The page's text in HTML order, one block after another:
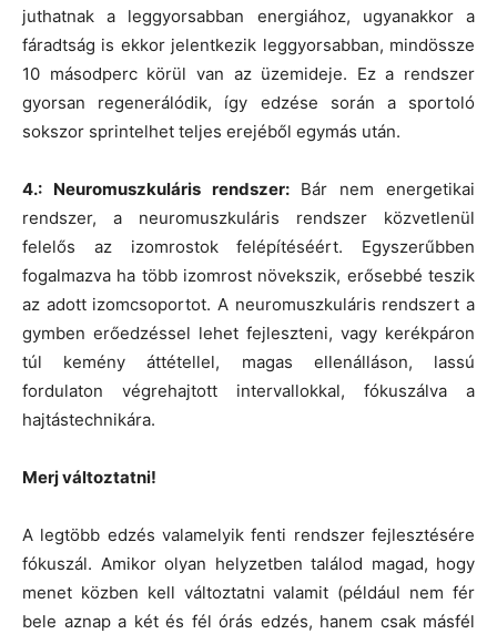
juthatnak a leggyorsabban energiához, ugyanakkor a
fáradtság is ekkor jelentkezik leggyorsabban, mindössze
10 másodperc körül van az üzemideje. Ez a rendszer
gyorsan regenerálódik, így edzése során a sportoló
sokszor sprintelhet teljes erejéből egymás után.
4.: Neuromuszkuláris rendszer:Bár nem energetikai
rendszer, a neuromuszkuláris rendszer közvetlenül
felelős az izomrostok felépítéséért. Egyszerűbben
fogalmazva ha több izomrost növekszik, erősebbé teszik
az adott izomcsoportot. A neuromuszkuláris rendszert a
gymben erőedzéssel lehet fejleszteni, vagy kerékpáron
túl kemény áttétellel, magas ellenálláson, lassú
fordulaton végrehajtott intervallokkal, fókuszálva a
hajtástechnikára.
Merj változtatni!
A legtöbb edzés valamelyik fenti rendszer fejlesztésére
fókuszál. Amikor olyan helyzetben találod magad, hogy
menet közben kell változtatni valamit (például nem fér
bele aznap a két és fél órás edzés, hanem csak másfél